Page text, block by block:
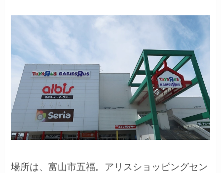
場所は、富山市五福。アリスショッピングセン